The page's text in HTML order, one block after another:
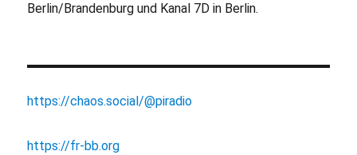
Berlin/Brandenburg und Kanal 7D in Berlin.
https://chaos.social/@piradio
https://fr-bb.org